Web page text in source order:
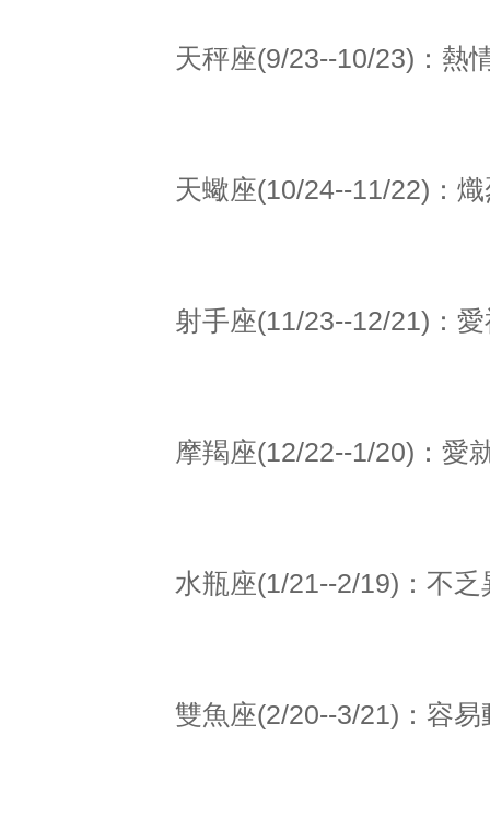
天秤座(9/23--10/23)：熱
天蠍座(10/24--11/22)：
射手座(11/23--12/21)：
摩羯座(12/22--1/20)：愛
水瓶座(1/21--2/19)：不
雙魚座(2/20--3/21)：容